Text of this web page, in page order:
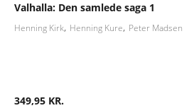
Valhalla: Den samlede saga 1
Henning Kirk Henning Kure Peter Madsen
349,95 KR.